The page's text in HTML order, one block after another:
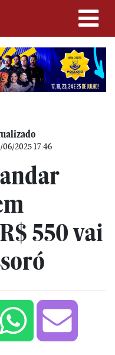
06/2025 17:46
550 vai